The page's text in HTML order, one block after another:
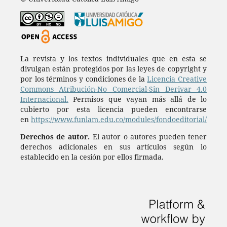
La revista y los textos individuales que en esta se
divulgan están protegidos por las leyes de copyright y
por los términos y condiciones de laLicencia Creative
Commons Atribución-No Comercial-Sin Derivar 4.0
Internacional. Permisos que vayan más allá de lo
cubierto por esta licencia pueden encontrarse
en https://www.funlam.edu.co/modules/fondoeditorial/
Derechos de autor. El autor o autores pueden tener
derechos adicionales en sus artículos según lo
establecido en la cesión por ellos firmada.